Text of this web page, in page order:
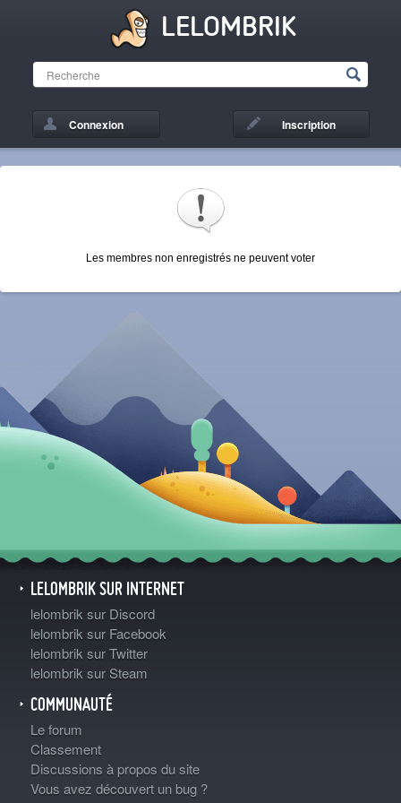
LELOMBRIK
Connexion Inscription
Les membres non enregistrés ne peuvent voter
LELOMBRIK SUR INTERNET
lelombrik sur Discord
lelombrik sur Facebook
lelombrik sur Twitter
lelombrik sur Steam
COMMUNAUTÉ
Le forum
Classement
Discussions à propos du site
Vous avez découvert un bug ?